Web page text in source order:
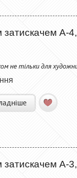
затискачем
не тільки для
затискачем А-